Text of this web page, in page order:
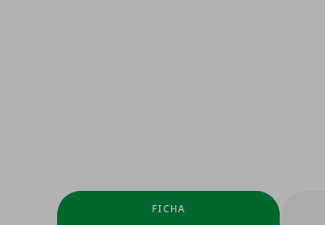
FICHA